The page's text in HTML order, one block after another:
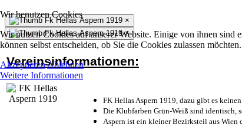
Wir benutzen Cookies
Wir nutzen Cookies auf unserer Website. Einige von ihnen sind
können selbst entscheiden, ob Sie die Cookies zulassen
AkzeptierenAblehnen
Weitere Informationen
×
×
Vereinsinformationen:
FK Hellas Aspern 1919, dazu gibt es
Die Klubfarben Grün-Weiß sind identisch,
Aspern ist ein kleiner Bezirksteil aus Wien